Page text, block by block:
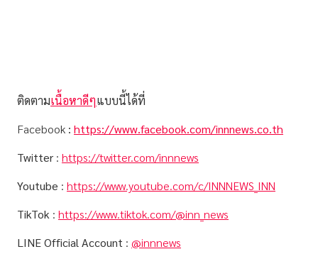
ติดตามเนื้อหาดีๆแบบนี้ได้ที่
Facebook : https://www.facebook.com/innnews.co.th
Twitter : https://twitter.com/innnews
Youtube : https://www.youtube.com/c/INNNEWS_INN
TikTok : https://www.tiktok.com/@inn_news
LINE Official Account : @innnews